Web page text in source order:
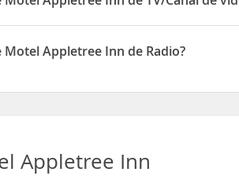
Inn disponen de TV/Canal de video de
Appletree Inn de Radio?
Appletree Inn